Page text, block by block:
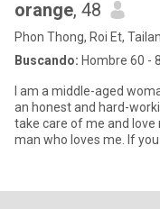
orange, 48
Phon Thong, Roi Et,
Buscando: Hombre 60 -
I am a middle-aged
an honest and hard-
take care of me and love
man who loves me. If